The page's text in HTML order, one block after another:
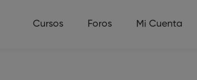
Cursos Foros Mi Cuenta